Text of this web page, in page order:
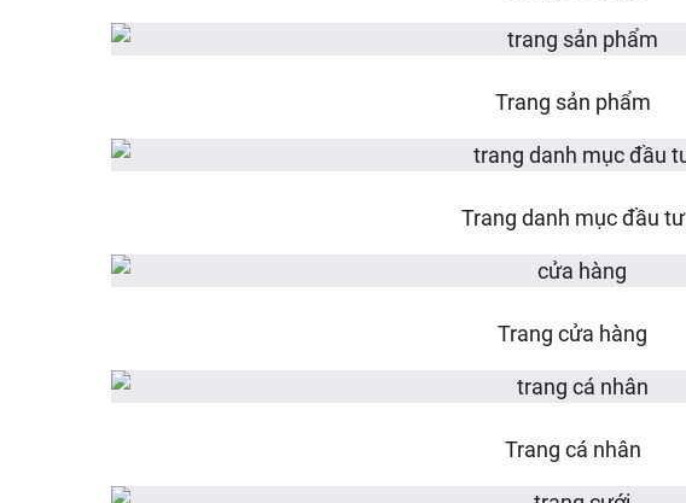
Trang sản phẩm
Trang danh mục đầu tư
Trang cửa hàng
Trang cá nhân